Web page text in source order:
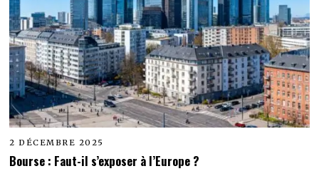
2 DÉCEMBRE 2025
Bourse : Faut-il s’exposer à l’Europe ?